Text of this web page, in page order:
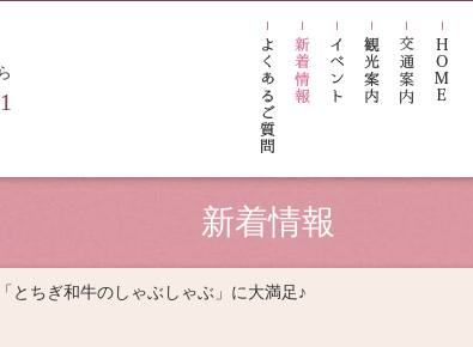
新着情報
とちぎ和牛のしゃぶしゃぶ」に大満足♪
ご予約